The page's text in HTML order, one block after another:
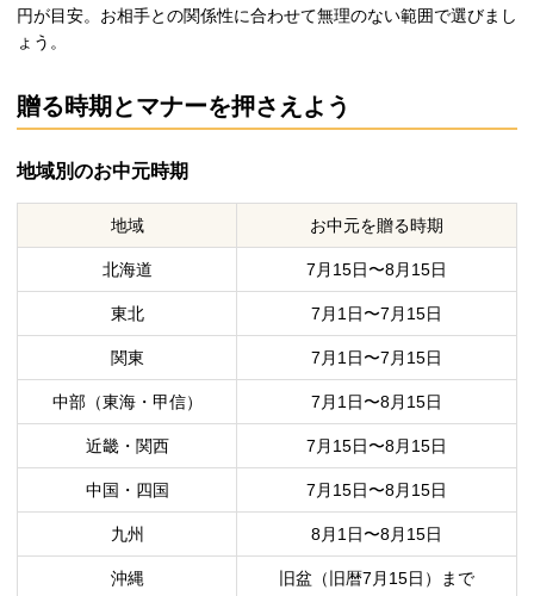
円が目安。お相手との関係性に合わせて無理のない範囲で選びまし
ょう。
贈る時期とマナーを押さえよう
地域別のお中元時期
地域 お中元を贈る時期
北海道 7月15日〜8月15日
東北 7月1日〜7月15日
関東 7月1日〜7月15日
中部（東海・甲信） 7月1日〜8月15日
近畿・関西 7月15日〜8月15日
中国・四国 7月15日〜8月15日
九州 8月1日〜8月15日
沖縄 旧盆（旧暦7月15日）まで